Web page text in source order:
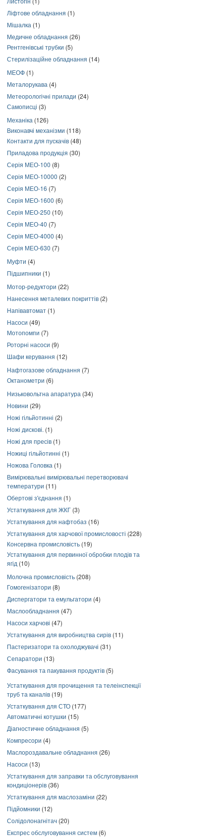
Ліфтове обладнання (1)
Мішалка (1)
Медичне обладнання (26)
Рентгенівські трубки (5)
Стерилізаційне обладнання (14)
МЕОФ (1)
Металорукава (4)
Метеорологічні прилади (24)
Самописці (3)
Механіка (126)
Виконавчі механізми (118)
Контакти для пускачів (48)
Приладова продукція (30)
Серія МЕО-100 (8)
Серія МЕО-10000 (2)
Серія МЕО-16 (7)
Серія МЕО-1600 (6)
Серія МЕО-250 (10)
Серія МЕО-40 (7)
Серія МЕО-4000 (4)
Серія МЕО-630 (7)
Муфти (4)
Підшипники (1)
Мотор-редуктори (22)
Нанесення металевих покриттів (2)
Напівавтомат (1)
Насоси (49)
Мотопомпи (7)
Роторні насоси (9)
Шафи керування (12)
Нафтогазове обладнання (7)
Октанометри (6)
Низьковольтна апаратура (34)
Новини (29)
Ножі гільйотинні (2)
Ножі дискові. (1)
Ножі для пресів (1)
Ножиці гільйотинні (1)
Ножова Головка (1)
Вимірювальні вимірювальні перетворювачі
температури (11)
Обертові з'єднання (1)
Устаткування для ЖКГ (3)
Устаткування для нафтобаз (16)
Устаткування для харчової промисловості (228)
Консервна промисловість (19)
Устаткування для первинної обробки плодів та
ягід (10)
Молочна промисловість (208)
Гомогенізатори (8)
Диспергатори та емульгатори (4)
Маслообладнання (47)
Насоси харчові (47)
Устаткування для виробництва сирів (11)
Пастеризатори та охолоджувачі (31)
Сепаратори (13)
Фасування та пакування продуктів (5)
Устаткування для прочищення та телеінспекції
труб та каналів (19)
Устаткування для СТО (177)
Автоматичні котушки (15)
Діагностичне обладнання (5)
Компресори (4)
Маслороздавальне обладнання (26)
Насоси (13)
Устаткування для заправки та обслуговування
кондиціонерів (36)
Устаткування для маслозаміни (22)
Підйомники (12)
Солідолонагнітач (20)
Експрес обслуговування систем (6)